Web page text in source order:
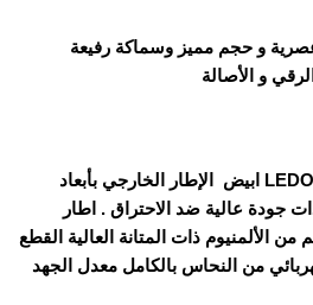
و حجم مميز وسماكة رفيعة
مفتاح رباعي دركسون ليدو LEDO ابيض الإطار الخارجي بأبعاد
ذات جودة عالية ضد الاحتراق . اطار
بالحائط بأبعاد 7*7 سم من الألمنيوم ذات المتانة العالية القطع
من النحاس بالكامل معدل الجهد